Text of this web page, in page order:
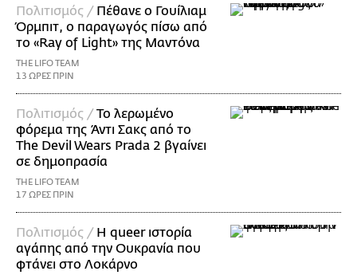
Πολιτισμός / Πέθανε ο Γουίλιαμ
Όρμπιτ, ο παραγωγός πίσω από
το «Ray of Light» της Μαντόνα
THE LIFO TEAM
13 ΩΡΕΣ ΠΡΙΝ
Πολιτισμός /Το λερωμένο
φόρεμα της Άντι Σακς από το
The Devil Wears Prada 2 βγαίνει
σε δημοπρασία
THE LIFO TEAM
17 ΩΡΕΣ ΠΡΙΝ
Πολιτισμός / Η queer ιστορία
αγάπης από την Ουκρανία που
φτάνει στο Λοκάρνο